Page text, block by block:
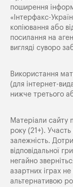
поширення
«Iнтерфакс-
копіювання або
посилання на
вигляді суворо
Використання
(для інтернет-
нижче третього
Матеріали сайту
року (21+).
залежність.
відповідальної
негайно
азартних іграх
альтернативою